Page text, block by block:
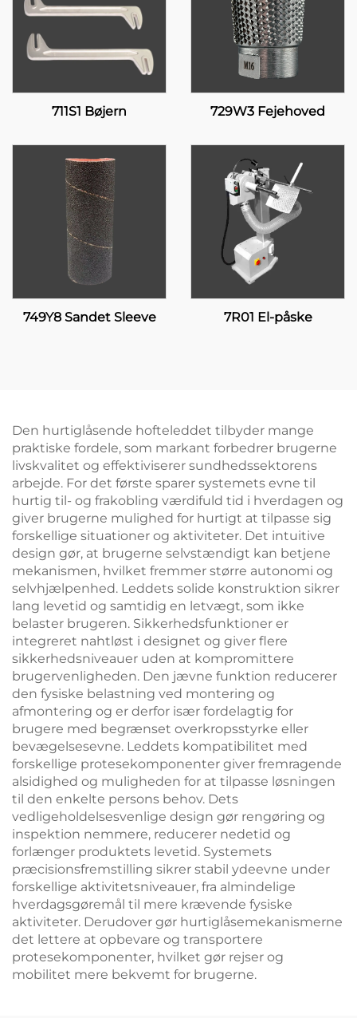
711S1 Bøjern 729W3 Fejehoved
749Y8 Sandet Sleeve 7R01 El-påske
Den hurtiglåsende hofteleddet tilbyder mange
praktiske fordele, som markant forbedrer brugerne
livskvalitet og effektiviserer sundhedssektorens
arbejde. For det første sparer systemets evne til
hurtig til- og frakobling værdifuld tid i hverdagen og
giver brugerne mulighed for hurtigt at tilpasse sig
forskellige situationer og aktiviteter. Det intuitive
design gør, at brugerne selvstændigt kan betjene
mekanismen, hvilket fremmer større autonomi og
selvhjælpenhed. Leddets solide konstruktion sikrer
lang levetid og samtidig en letvægt, som ikke
belaster brugeren. Sikkerhedsfunktioner er
integreret nahtløst i designet og giver flere
sikkerhedsniveauer uden at kompromittere
brugervenligheden. Den jævne funktion reducerer
den fysiske belastning ved montering og
afmontering og er derfor især fordelagtig for
brugere med begrænset overkropsstyrke eller
bevægelsesevne. Leddets kompatibilitet med
forskellige protesekomponenter giver fremragende
alsidighed og muligheden for at tilpasse løsningen
til den enkelte persons behov. Dets
vedligeholdelsesvenlige design gør rengøring og
inspektion nemmere, reducerer nedetid og
forlænger produktets levetid. Systemets
præcisionsfremstilling sikrer stabil ydeevne under
forskellige aktivitetsniveauer, fra almindelige
hverdagsgøremål til mere krævende fysiske
aktiviteter. Derudover gør hurtiglåsemekanismerne
det lettere at opbevare og transportere
protesekomponenter, hvilket gør rejser og
mobilitet mere bekvemt for brugerne.